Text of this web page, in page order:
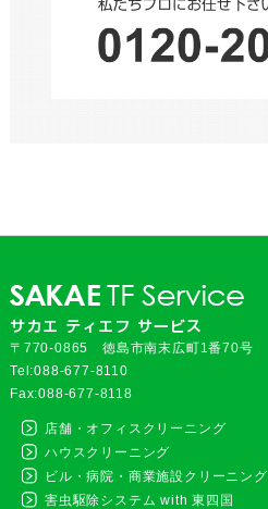
〒770-0865 徳島市南末広町1番70号
Tel:088-677-8110
Fax:088-677-8118
店舗・オフィスクリーニング
ハウスクリーニング
ビル・病院・商業施設クリーニング
害虫駆除システム with 東四国